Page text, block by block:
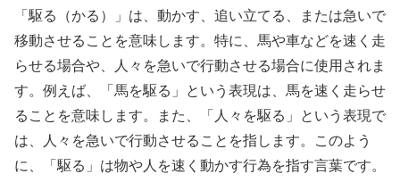
「駆る（かる）」は、動かす、追い立てる、または急いで
移動させることを意味します。特に、馬や車などを速く走
らせる場合や、人々を急いで行動させる場合に使用されま
す。例えば、「馬を駆る」という表現は、馬を速く走らせ
ることを意味します。また、「人々を駆る」という表現で
は、人々を急いで行動させることを指します。このよう
に、「駆る」は物や人を速く動かす行為を指す言葉です。